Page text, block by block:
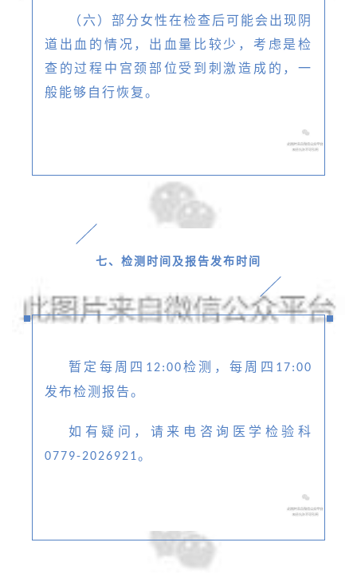
（六）部分女性在检查后可能会出现阴
道出血的情况，出血量比较少，考虑是检
查的过程 中宫颈部位受到刺激造成的，一
般能够自行恢复。
七、检测时间及报告发布时间
暂定每周四 12:00检测，每周四 17:00
发布检测报告。
如有疑问，请来电咨询医学检验科
0779-2026921。